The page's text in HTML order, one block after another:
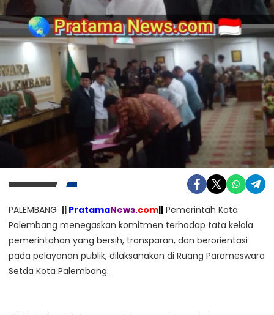
PALEMBANG || PratamaNews.com|| Pemerintah Kota
Palembang menegaskan komitmen terhadap tata kelola
pemerintahan yang bersih, transparan, dan berorientasi
pada pelayanan publik, dilaksanakan di Ruang Parameswara
Setda Kota Palembang.